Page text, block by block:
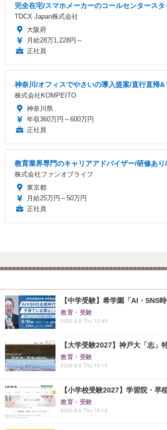
完全在宅/スマホメーカーのコールセンタース
TDCX Japan株式会社
大阪府
月給28万1,228円～
正社員
神奈川/オフィスでやさいの導入提案/直行直帰
株式会社KOMPEITO
神奈川県
年収360万円～600万円
正社員
教育業界専門のキャリアアドバイザー/研修あ
株式会社ファンオブライフ
東京都
月給25万円～50万円
正社員
【中学受験】希学園「AI・SNS
教育・受験
2026.8.6 Thu 15:45
【大学受験2027】神戸大「志」
教育・受験
2026.8.6 Thu 19:15
【小学校受験2027】学習院・
教育・受験
2026.8.6 Thu 18:15